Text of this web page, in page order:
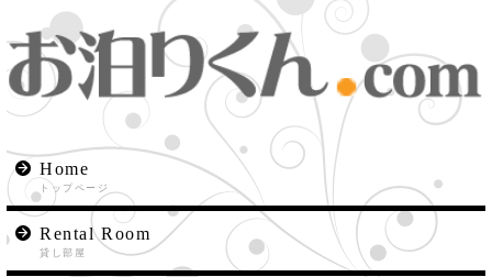
Home
トップページ
Rental Room
貸し部屋